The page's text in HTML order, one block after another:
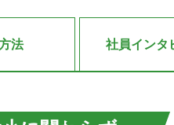
法 社員インタ